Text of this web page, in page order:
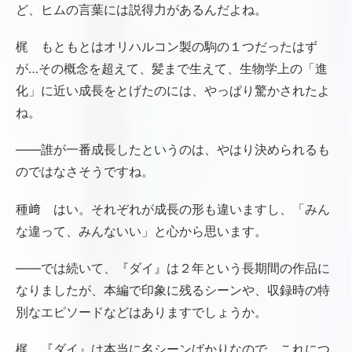
ど、ヒムの言葉には説得力があるんだよね。
梶 もともとはオリハルコン製の駒の１つだったはず
が…その概念を超えて、髪まで生えて、生物学上の「進
化」に近い成長をとげたのには、やっぱり驚かされたよ
ね。
――誰が一番成長したというのは、やはり決められるも
のではなさそうですね。
種﨑 はい。それぞれが成長の形も違いますし、「みん
な違って、みんないい」と心から思います。
――では続いて、『ダイ』は２年という長期間の作品に
なりましたが、本編で印象に残るシーンや、収録時の特
別なエピソードなどはありますでしょうか。
梶 『ダイ』は本当に名シーンばかりなので、これにつ